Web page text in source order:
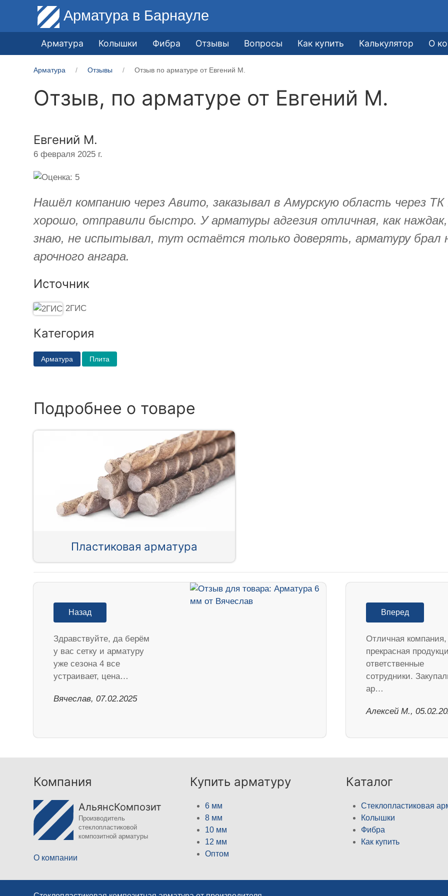
Арматура в Барнауле
Арматура Колышки Фибра Отзывы Вопросы Как купить Калькулятор О
Арматура Отзывы Отзыв по арматуре от ​Евгений М.
Отзыв, по арматуре от ​Евгений М.
​Евгений М.
6 февраля 2025 г.
Нашёл компанию через Авито, заказывал в Амурскую область через
хорошо, отправили быстро. У арматуры адгезия отличная, как
знаю, не испытывал, тут остаётся только доверять, арматуру брал
арочного ангара.
Источник
2ГИС
Категория
Арматура Плита
Подробнее о товаре
Пластиковая арматура
Назад
Здравствуйте, да берём
у вас сетку и арматуру
уже сезона 4 все
устраивает, цена…
Вячеслав, 07.02.2025
Вперед
Отличная компания,
прекрасная
ответственные
сотрудники.
ар…
Алексей М.,
Компания
АльянсКомпозит
Производитель
стеклопластиковой
композитной арматуры
О компании
Купить арматуру
6 мм
8 мм
10 мм
12 мм
Оптом
Каталог
Стеклопластиковая
Колышки
Фибра
Как купить